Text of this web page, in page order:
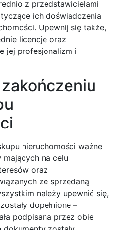
z przedstawicielami
ich doświadczenia
Upewnij się także,
licencje oraz
jej profesjonalizm i
nieruchomości ważne
na celu
oraz
ze sprzedaną
należy upewnić się,
dopełnione –
podpisana przez obie